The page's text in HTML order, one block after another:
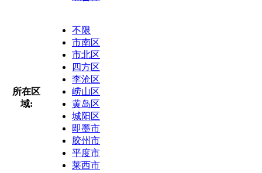
所在区
域:
不限
市南区
市北区
四方区
李沧区
崂山区
黄岛区
城阳区
即墨市
胶州市
平度市
莱西市